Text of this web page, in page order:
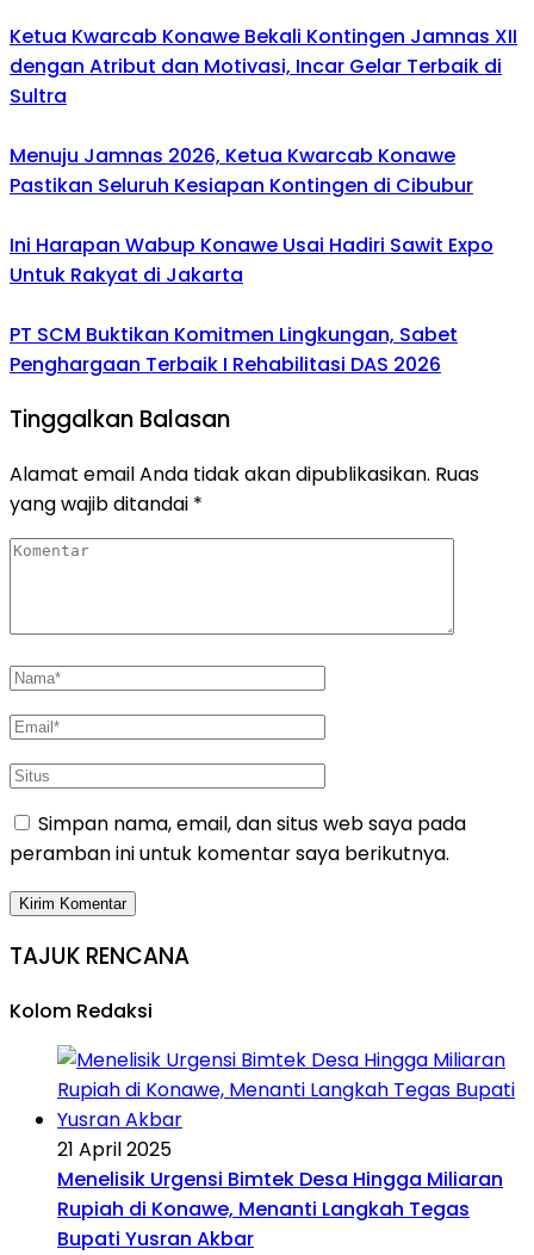
Ketua Kwarcab Konawe Bekali Kontingen Jamnas XII
dengan Atribut dan Motivasi, Incar Gelar Terbaik di
Sultra
Menuju Jamnas 2026, Ketua Kwarcab Konawe
Pastikan Seluruh Kesiapan Kontingen di Cibubur
Ini Harapan Wabup Konawe Usai Hadiri Sawit Expo
Untuk Rakyat di Jakarta
PT SCM Buktikan Komitmen Lingkungan, Sabet
Penghargaan Terbaik I Rehabilitasi DAS 2026
Tinggalkan Balasan
Alamat email Anda tidak akan dipublikasikan. Ruas
yang wajib ditandai *
Simpan nama, email, dan situs web saya pada
peramban ini untuk komentar saya berikutnya.
TAJUK RENCANA
Kolom Redaksi
21 April 2025
Menelisik Urgensi Bimtek Desa Hingga Miliaran
Rupiah di Konawe, Menanti Langkah Tegas
Bupati Yusran Akbar